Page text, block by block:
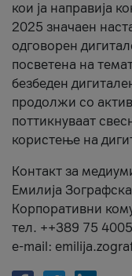
кои ја направија
2025 значаен
одговорен
посветена на
безбеден
продолжи со
поттикнуваат
користење на
Контакт за
Емилија Зографска
Корпоративни
тел. ++389 75
e-mail: